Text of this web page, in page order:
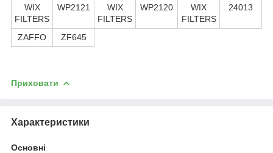
WIX
FILTERS
WP2121
WIX
FILTERS
WP2120
WIX
FILTERS
24013
ZAFFO ZF645
Приховати
Характеристики
Основні